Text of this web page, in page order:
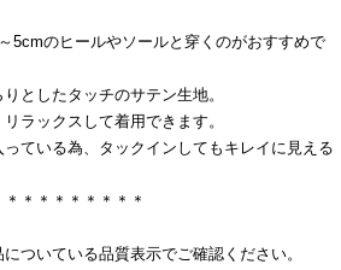
5cmのヒールやソールと穿くのがおすすめで
としたタッチのサテン生地。
ラックスして着用できます。
ている為、タックインしてもキレイに見える
＊＊＊＊＊＊＊＊
ついている品質表示でご確認ください。